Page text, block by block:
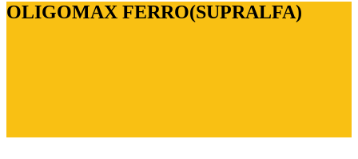
OLIGOMAX FERRO(SUPRALFA)